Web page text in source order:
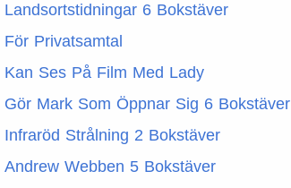
Landsortstidningar 6 Bokstäver
För Privatsamtal
Kan Ses På Film Med Lady
Gör Mark Som Öppnar Sig 6 Bokstäver
Infraröd Strålning 2 Bokstäver
Andrew Webben 5 Bokstäver